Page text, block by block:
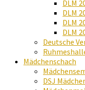
DLM
DLM
DLM
DLM
Deutsche
Mädchenschach
DSJ